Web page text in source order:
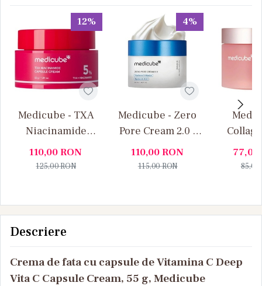
12%
Medicube - TXA
Niacinamide
Capsule Cream -
Crema de fata cu
110,00RON
125,00RON
4%
Medicube - Zero
Pore Cream 2.0 -
Crema de fata
hidratanta pentru
sebumului
110,00RON
115,00RON
Cream -
de
77,00
85,00
Descriere
Crema de fata cu capsule de Vitamina C Deep
Vita C Capsule Cream, 55 g, Medicube